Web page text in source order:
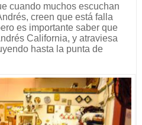
cuando muchos escuchan
creen que está falla
es importante saber que
California, y atraviesa
hasta la punta de